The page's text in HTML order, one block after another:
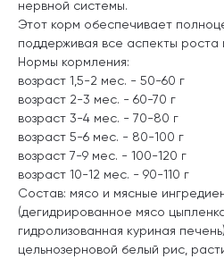
нервной системы.
Этот корм обеспечивает
поддерживая все аспекты роста
Нормы кормления:
возраст 1,5-2 мес. - 50-60 г
возраст 2-3 мес. - 60-70 г
возраст 3-4 мес. - 70-80 г
возраст 5-6 мес. - 80-100 г
возраст 7-9 мес. - 100-120 г
возраст 10-12 мес. - 90-110 г
Состав: мясо и мясные
(дегидрированное мясо
гидролизованная куриная
цельнозерновой белый рис,